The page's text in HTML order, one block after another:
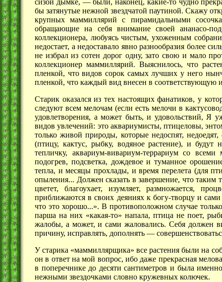
сизой дымке, —были, наконец, какие-то чудно
бы затянутые нежной звездчатой паутиной. Скажу
крупных маммиллярий с пирамидальными
обращающие на себя внимание своей ананасо-
коллекционера, любуясь чистым, ухоженным
недостает, а недоставало явно разнообразия более
не избрал из сотен дорог одну, зато свою и мало
коллекционер маммиллярий. Выяснилось, что
пленкой, что видов сорок самых лучших у него
пленкой, что каждый вид внесен в соответствующую
Старик оказался из тех настоящих фанатиков, у
следуют всем мелочам (если есть мелочи в
удовлетворения, а может быть, и удовольствий, Я
видов увлечений: это аквариумисты, птицеловы,
только живой природы, которые недоспят,
(птицу, кактус, рыбку, водяное растение), и будут
тепличку, аквариум-вивариум-террариум со
подогрев, подсветка, дождевое и туманное
тепла, и месяцы прохлады, и время перелета (для
опыления... Должен сказать в завершение, что таким
цветет, благоухает, изумляет, размножается,
приближаются в своих деяниях к богу-творцу и
что это хорошо...». В противоположном случае
парша на них «какая-то» напала, птица не поет,
жалобы, а может, и сами жаловались. Себя должен
причину, исправлять, дополнять —
У старика «маммиллярщика» все растения были на
он в ответ на мой вопрос, ибо даже прекрасная
в поперечнике до десяти сантиметров и была
нежными звездочками словно кружевных колючек.